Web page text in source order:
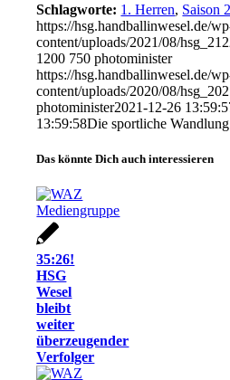
Schlagworte: 1. Herren, Saison
https://hsg.handballinwesel.de/
content/uploads/2021/08/
1200 750 photominister
https://hsg.handballinwesel.de/
content/uploads/2020/08/
photominister2021-12-26
13:59:58Die sport­li­che
Das könnte Dich auch interessieren
35:26!
HSG
Wesel
bleibt
weiter
überzeugender
Verfolger